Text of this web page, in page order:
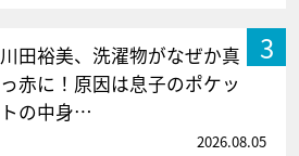
3
川田裕美、洗濯物がなぜか真
っ赤に！原因は息子のポケッ
トの中身…
2026.08.05